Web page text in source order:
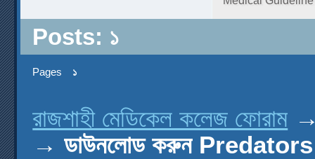
Posts: ১
Pages ১
রাজশাহী মেডিকেল কলেজ ফোরাম
→ডাউনলোড করুন